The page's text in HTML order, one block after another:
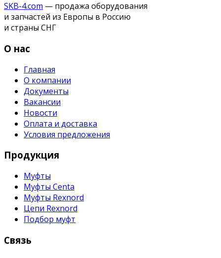
SKB-4.com — продажа оборудования
и запчастей из Европы в Россию
и страны СНГ
О нас
Главная
О компании
Документы
Вакансии
Новости
Оплата и доставка
Условия предложения
Продукция
Муфты
Муфты Centa
Муфты Rexnord
Цепи Rexnord
Подбор муфт
Связь